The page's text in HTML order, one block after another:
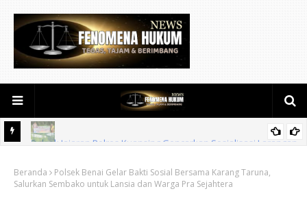
Pembukaan Pekan Olahraga Ditjenpas Riau HUT RI ke-81
Beranda
Polsek Benai Gelar Bakti Sosial Bersama Karang Taruna,
Salurkan Sembako untuk Lansia dan Warga Pra Sejahtera